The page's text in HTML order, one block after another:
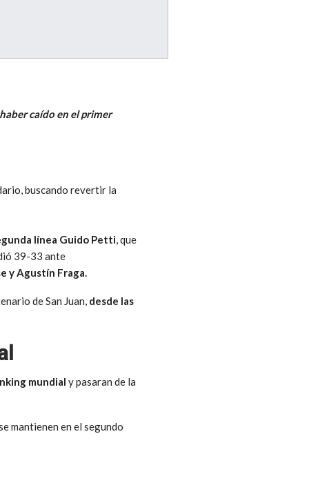
caído en el primer
buscando revertir la
línea Guido Petti, que
39-33 ante
y Agustín Fraga.
de San Juan, desde las
mundial y pasaran de la
mantienen en el segundo